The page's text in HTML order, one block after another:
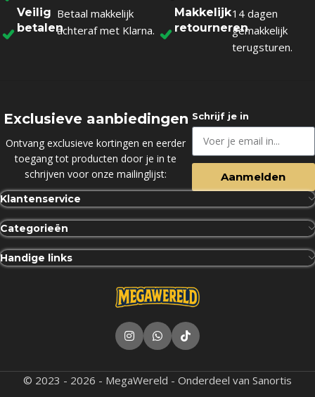
Veilig
betalen
Betaal makkelijk
achteraf met Klarna.
Makkelijk
retourneren
14 dagen
gemakkelijk
terugsturen.
Exclusieve aanbiedingen
Ontvang exclusieve kortingen en eerder
toegang tot producten door je in te
schrijven voor onze mailinglijst:
Schrijf je in
Aanmelden
Klantenservice
Categorieën
Handige links
© 2023 - 2026 - MegaWereld - Onderdeel van Sanortis